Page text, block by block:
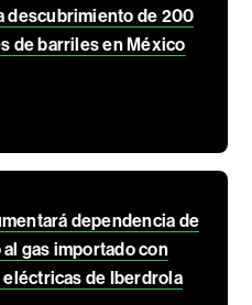
descubrimiento de 200
de barriles en México
dependencia de
al gas importado con
eléctricas de Iberdrola